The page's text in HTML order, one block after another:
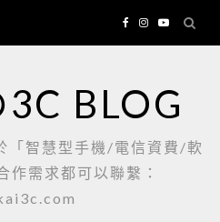
BLOG
「智慧型手機/電信資費/軟
作需求都可以聯繫：